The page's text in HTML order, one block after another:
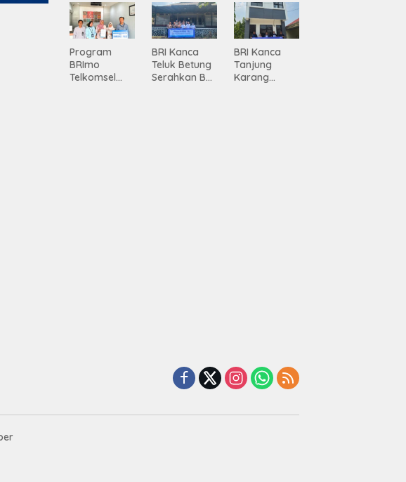
Pengamanan
Aset dari
Holding
n
Infrastruktur
Lampung
Program
BRImo
Telkomsel
BRI Kanca
Teluk Betung
Serahkan BRI
BRI Kanca
Tanjung
Karang